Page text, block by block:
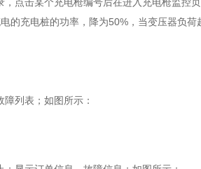
的充电桩的功率，降为50%，当变压器负荷
列表；如图所示：